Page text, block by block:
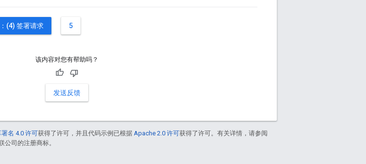
(4) 签署请求 5
该内容对您有帮助吗？
发送反馈
名 4.0 许可获得了许可，并且代码示例已根据 Apache 2.0 许可获得了许可。有关详情，请参阅
公司的注册商标。